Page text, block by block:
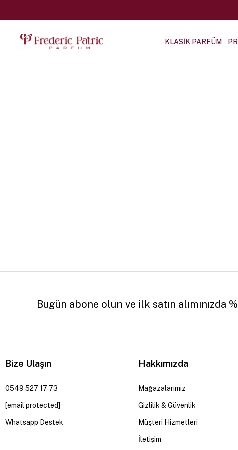
KLASİK PARFÜM
Bugün abone olun ve ilk satın alımınızda
Bize Ulaşın
0549 527 17 73
[email protected]
Whatsapp Destek
Hakkımızda
Mağazalarımız
Gizlilik & Güvenlik
Müşteri Hizmetleri
İletişim